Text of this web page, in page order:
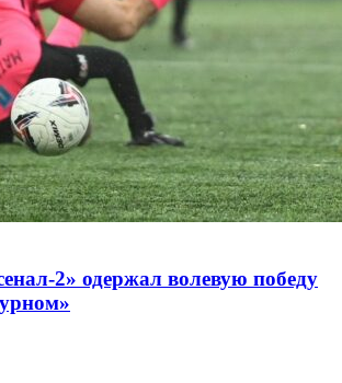
2» одержал волевую победу